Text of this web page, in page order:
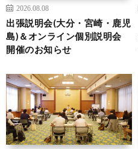
2026.08.08
出張説明会(大分・宮崎・鹿児
島)＆オンライン個別説明会
開催のお知らせ